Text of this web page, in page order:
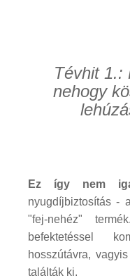
Tévhit 1.:
nehogy
Ez így nem
nyugdíjbiztosítás -
"fej-nehéz"
befektetéssel
hosszútávra,
találták ki.